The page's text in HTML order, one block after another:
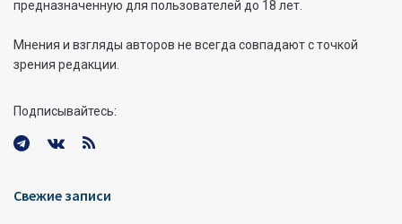
предназначенную для пользователей до 18 лет.
Мнения и взгляды авторов не всегда совпадают с точкой
зрения редакции.
Подписывайтесь:
Свежие записи